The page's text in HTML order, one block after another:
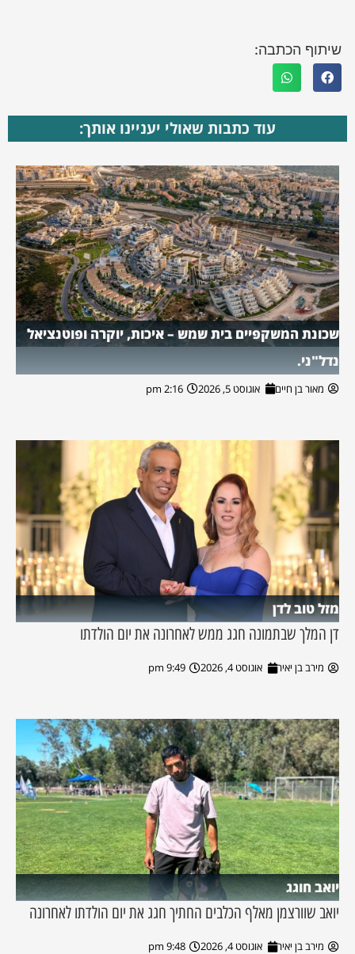
שיתוף הכתבה:
עוד כתבות שאולי יעניינו אותך:
שכונת המשקפיים בית שמש – איכות, יוקרה ופוטנציאל
נדל"ני.
מאור בן חיים אוגוסט 5, 2026 2:16 pm
מזל טוב לדן
דן המלך שבתמונה חגג ממש לאחרונה את יום הולדתו
מירב בן יאיר אוגוסט 4, 2026 9:49 pm
יואב חוגג
יואב שוורצמן מאלף הכלבים החתיך חגג את יום הולדתו לאחרונה
מירב בן יאיר אוגוסט 4, 2026 9:48 pm